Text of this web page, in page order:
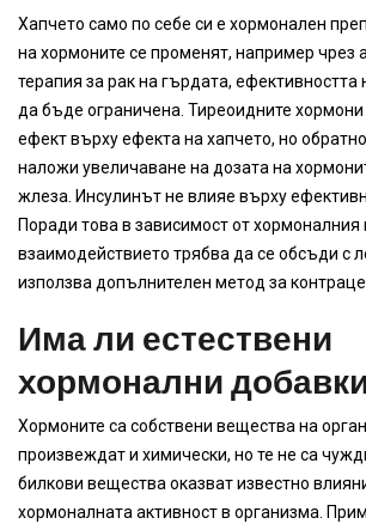
Хапчето само по себе си е хормонален
на хормоните се променят, например чрез
терапия за рак на гърдата,
да бъде ограничена. Тиреоидните
ефект върху ефекта на хапчето, но
наложи увеличаване на дозата на
жлеза. Инсулинът не влияе върху
Поради това в зависимост от хормоналния
взаимодействието трябва да се обсъди с
използва допълнителен метод за
Има ли естествени
хормонални
Хормоните са собствени вещества на
произвеждат и химически, но те не са
билкови вещества оказват известно
хормоналната активност в организма.